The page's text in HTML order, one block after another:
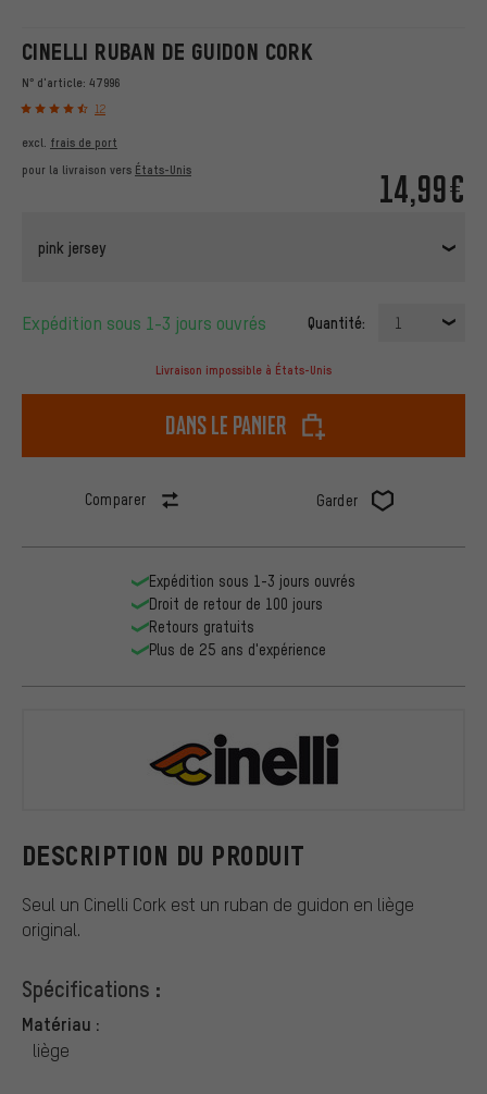
CINELLI RUBAN DE GUIDON CORK
N° d'article: 47996
12
14,99€
excl. frais de port
pour la livraison vers États-Unis
pink jersey
Expédition sous 1-3 jours ouvrés Quantité: 1
Livraison impossible à États-Unis
dans le panier
Comparer Garder
DESCRIPTION DU PRODUIT
Seul un Cinelli Cork est un ruban de guidon en liège
original.
Spécifications :
Matériau :
liège
Expédition sous 1-3 jours ouvrés
Droit de retour de 100 jours
Retours gratuits
Plus de 25 ans d'expérience